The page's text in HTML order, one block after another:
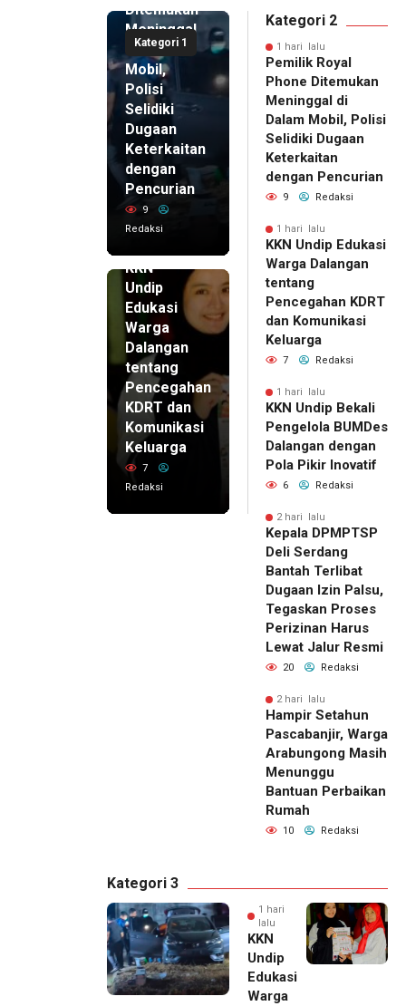
Kategori 1
Ditemukan
Meninggal
di Dalam
Mobil,
Polisi
Selidiki
Dugaan
Keterkaitan
dengan
Pencurian
9
Redaksi
KKN
Undip
Edukasi
Warga
Dalangan
tentang
Pencegahan
KDRT dan
Komunikasi
Keluarga
7
Redaksi
Kategori 2
1 hari lalu
Pemilik Royal
Phone Ditemukan
Meninggal di
Dalam Mobil, Polisi
Selidiki Dugaan
Keterkaitan
dengan Pencurian
9 Redaksi
1 hari lalu
KKN Undip Edukasi
Warga Dalangan
tentang
Pencegahan KDRT
dan Komunikasi
Keluarga
7 Redaksi
1 hari lalu
KKN Undip Bekali
Pengelola BUMDes
Dalangan dengan
Pola Pikir Inovatif
6 Redaksi
2 hari lalu
Kepala DPMPTSP
Deli Serdang
Bantah Terlibat
Dugaan Izin Palsu,
Tegaskan Proses
Perizinan Harus
Lewat Jalur Resmi
20 Redaksi
2 hari lalu
Hampir Setahun
Pascabanjir, Warga
Arabungong Masih
Menunggu
Bantuan Perbaikan
Rumah
10 Redaksi
Kategori 3
1 hari
lalu
KKN
Undip
Edukasi
Warga